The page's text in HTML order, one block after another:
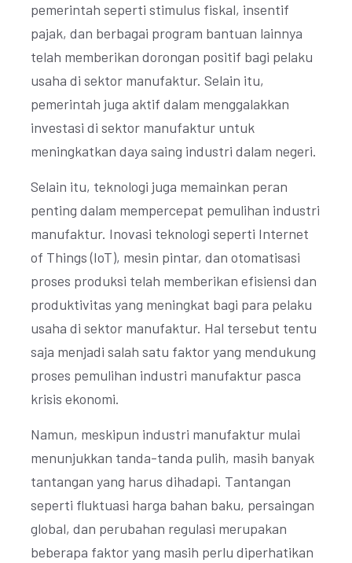
pemerintah seperti stimulus fiskal, insentif
pajak, dan berbagai program bantuan lainnya
telah memberikan dorongan positif bagi pelaku
usaha di sektor manufaktur. Selain itu,
pemerintah juga aktif dalam menggalakkan
investasi di sektor manufaktur untuk
meningkatkan daya saing industri dalam negeri.
Selain itu, teknologi juga memainkan peran
penting dalam mempercepat pemulihan industri
manufaktur. Inovasi teknologi seperti Internet
of Things (IoT), mesin pintar, dan otomatisasi
proses produksi telah memberikan efisiensi dan
produktivitas yang meningkat bagi para pelaku
usaha di sektor manufaktur. Hal tersebut tentu
saja menjadi salah satu faktor yang mendukung
proses pemulihan industri manufaktur pasca
krisis ekonomi.
Namun, meskipun industri manufaktur mulai
menunjukkan tanda-tanda pulih, masih banyak
tantangan yang harus dihadapi. Tantangan
seperti fluktuasi harga bahan baku, persaingan
global, dan perubahan regulasi merupakan
beberapa faktor yang masih perlu diperhatikan